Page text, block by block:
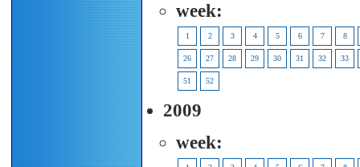
week:
1 2 3 4 5 6 7 8
26 27 28 29 30 31 32 33
51 52
2009
week: